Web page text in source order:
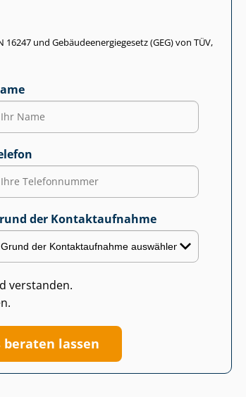
und Ge­bäu­de­en­er­gie­ge­setz (GEG) von TÜV,
der Kontaktaufnahme
verstanden.
lassen